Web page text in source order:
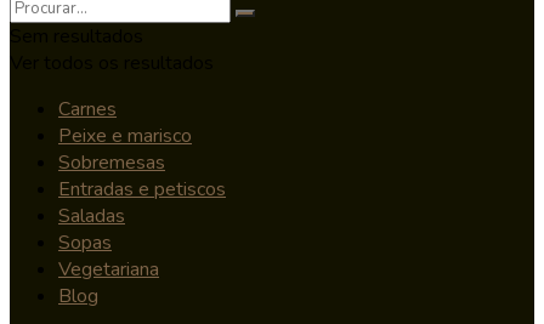
Carnes
Peixe e marisco
Sobremesas
Entradas e petiscos
Saladas
Sopas
Vegetariana
Blog